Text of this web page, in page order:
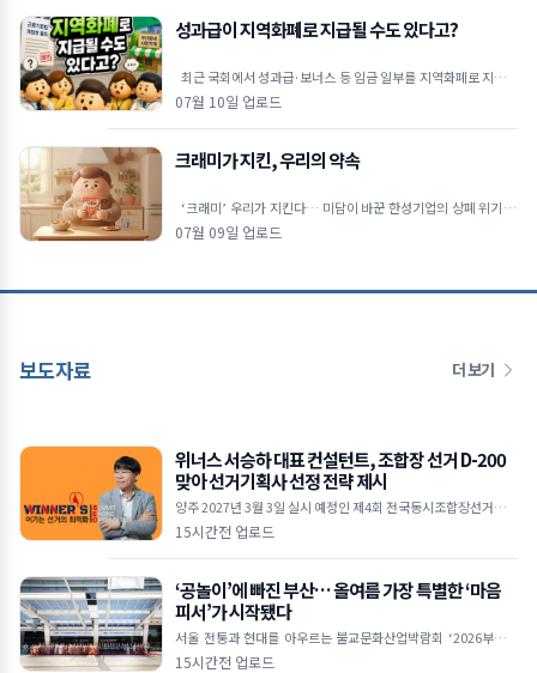
성과급이 지역화폐로 지급될 수도 있다고?
최근 국회에서 성과급·보너스 등 임금 일부를 지역화폐로 지급할
수 있도록 하는 내용의 근로기준법 개정안이 발의됐습니다. 물
07월 10일 업로드
크래미가 지킨, 우리의 약속
‘크래미’ 우리가 지킨다… 미담이 바꾼 한성기업의 상폐 위기 극
복 🦀상장폐지 시가총액 기준이 300억 원으로 강화
07월 09일 업로드
보도자료 더 보기
위너스 서승하 대표 컨설턴트, 조합장 선거 D-200
맞아 선거기획사 선정 전략 제시
양주 2027년 3월 3일 실시 예정인 제4회 전국동시조합장선거가 D
-200 국면에 접어들면서 출마예정자들의 선거 준비가 본격화되고
15시간전 업로드
‘공놀이’에 빠진 부산… 올여름 가장 특별한 ‘마음
피서’가 시작됐다
서울 전통과 현대를 아우르는 불교문화산업박람회 ‘2026부산국
제불교박람회’가 8월 6일 오후 2시 부산 벡스코(BEXCO) 제1전시
15시간전 업로드